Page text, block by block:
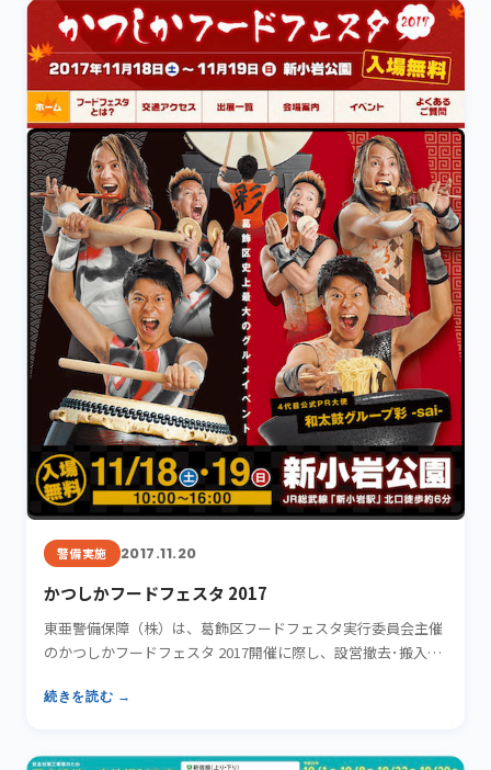
警備実施 2017.11.20
かつしかフードフェスタ 2017
東亜警備保障（株）は、葛飾区フードフェスタ実行委員会主催
のかつしかフードフェスタ 2017開催に際し、設営撤去･搬入
続きを読む →